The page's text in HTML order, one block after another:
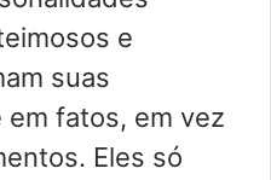
e
suas
fatos, em vez
Eles só